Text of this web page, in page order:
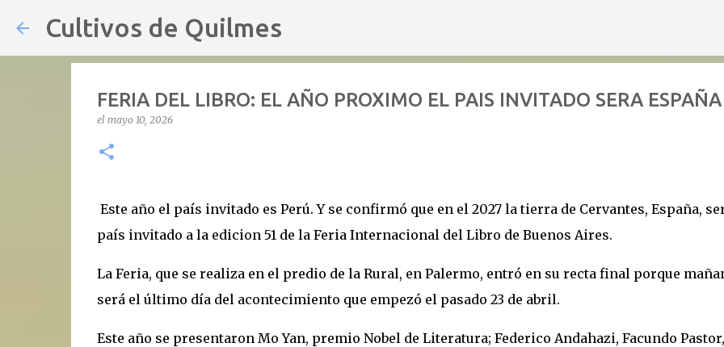
Cultivos de Quilmes
FERIA DEL LIBRO: EL AÑO PROXIMO EL PAIS INVITADO SERA ESPAÑA
el mayo 10, 2026
Este año el país invitado es Perú. Y se confirmó que en el 2027 la tierra de Cervantes, España,
país invitado a la edicion 51 de la Feria Internacional del Libro de Buenos Aires.
La Feria, que se realiza en el predio de la Rural, en Palermo, entró en su recta final porque
será el último día del acontecimiento que empezó el pasado 23 de abril.
Este año se presentaron Mo Yan, premio Nobel de Literatura; Federico Andahazi, Facundo Pastor,